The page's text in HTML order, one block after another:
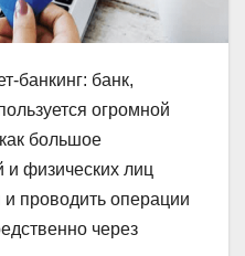
банкинг: банк,
огромной
большое
и физических лиц
проводить операции
через